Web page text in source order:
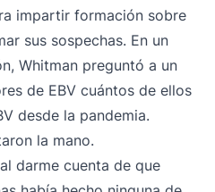
impartir formación sobre
sus sospechas. En un
Whitman preguntó a un
de EBV cuántos de ellos
desde la pandemia.
la mano.
darme cuenta de que